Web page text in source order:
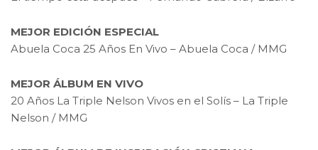
MEJOR EDICIÓN ESPECIAL
Abuela Coca 25 Años En Vivo – Abuela Coca / MMG
MEJOR ÁLBUM EN VIVO
20 Años La Triple Nelson Vivos en el Solís – La Triple
Nelson / MMG